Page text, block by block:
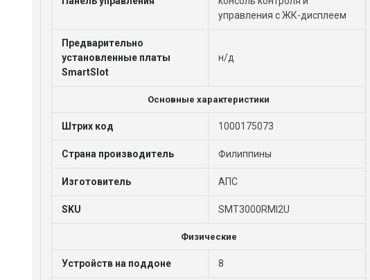
управления с ЖК-дисплеем
Предварительно
установленные платы
SmartSlot
н/д
Основные характеристики
Штрих код 1000175073
Страна производитель Филиппины
Изготовитель АПС
SKU SMT3000RMI2U
Физические
Устройств на поддоне 8